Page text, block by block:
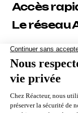
Accès
Le réseau
Bénéficiez
Nous utilisons